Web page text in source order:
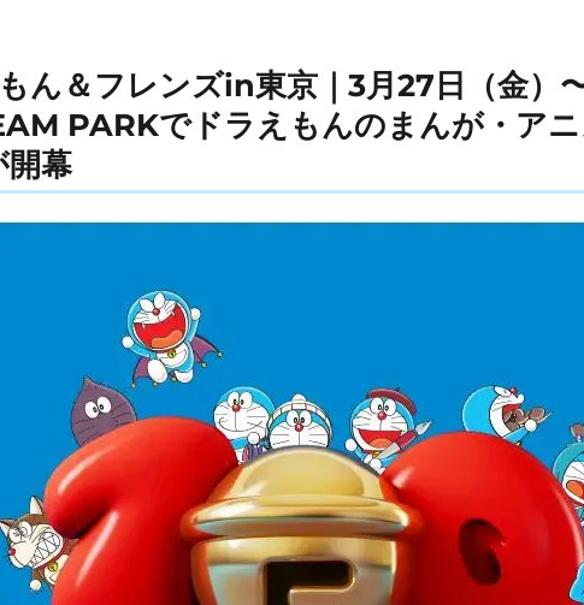
ん＆フレンズin東京｜3月27日（金）
PARKでドラえもんのまんが・ア
開幕